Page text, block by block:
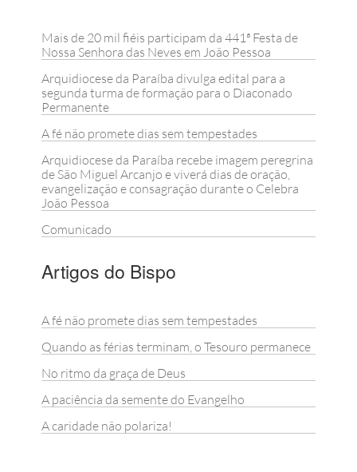
Mais de 20 mil fiéis participam da 441ª Festa de
Nossa Senhora das Neves em João Pessoa
Arquidiocese da Paraíba divulga edital para a
segunda turma de formação para o Diaconado
Permanente
A fé não promete dias sem tempestades
Arquidiocese da Paraíba recebe imagem peregrina
de São Miguel Arcanjo e viverá dias de oração,
evangelização e consagração durante o Celebra
João Pessoa
Comunicado
Artigos do Bispo
A fé não promete dias sem tempestades
Quando as férias terminam, o Tesouro permanece
No ritmo da graça de Deus
A paciência da semente do Evangelho
A caridade não polariza!